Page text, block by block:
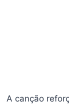
A canção